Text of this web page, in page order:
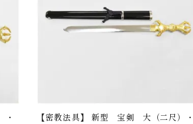
・
【密教法具】 新型 宝剣 大（二尺）・